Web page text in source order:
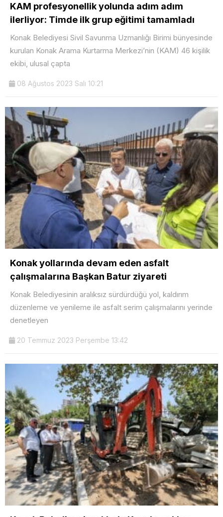
KAM profesyonellik yolunda adım adım
ilerliyor: Timde ilk grup eğitimi tamamladı
Konak Belediyesi Sivil Savunma Uzmanlığı Birimi bünyesinde
kurulan Konak Arama Kurtarma Merkezi’nin (KAM) 46 kişilik
ekibi, ulusal çapta
08 Ağustos 2023 Salı 10:21
Konak yollarında devam eden asfalt
çalışmalarına Başkan Batur ziyareti
Konak Belediyesinin aralıksız sürdürdüğü yol, kaldırım
düzenleme ve yenileme ile asfalt serim çalışmalarını yerinde
denetleyen
20 Temmuz 2023 Perşembe 13:42